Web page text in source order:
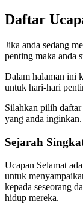
Daftar
Jika anda sedang
penting maka anda
Dalam halaman ini
untuk hari-hari
Silahkan pilih daftar
yang anda
Sejarah
Ucapan Selamat
untuk
kepada seseorang
hidup mereka.